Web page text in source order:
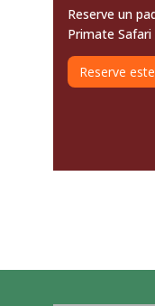
Reserve un
Primate
Reserve